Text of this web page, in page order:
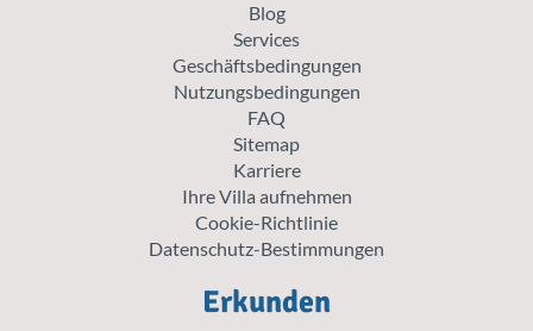
Blog
Services
Geschäftsbedingungen
Nutzungsbedingungen
FAQ
Sitemap
Karriere
Ihre Villa aufnehmen
Cookie-Richtlinie
Datenschutz-Bestimmungen
Erkunden